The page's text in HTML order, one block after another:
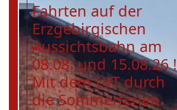
Fahrten auf der
Erzgebirgischen
Aussichtsbahn am
08.08. und 15.08.26 !
Mit dem LVT durch
die Sommerferien.